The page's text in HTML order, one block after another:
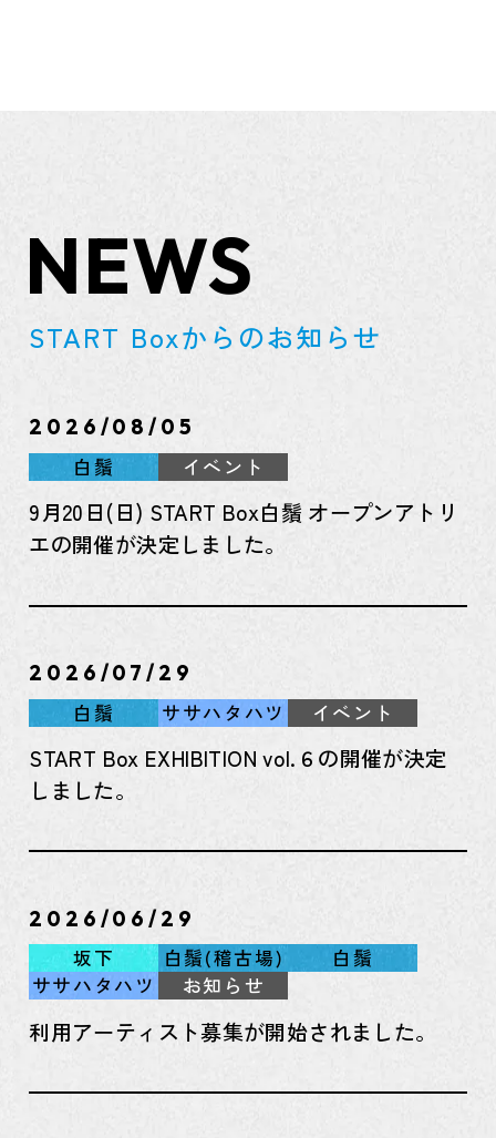
NEWS
START Boxからのお知らせ
2026/08/05
白鬚
イベント
9月20日(日) START Box白鬚 オープンアトリ
エの開催が決定しました。
2026/07/29
白鬚
ササハタハツ イベント
START Box EXHIBITION vol.６の開催が決定
しました。
2026/06/29
坂下
白鬚(稽古場)
白鬚
ササハタハツ
お知らせ
利用アーティスト募集が開始されました。